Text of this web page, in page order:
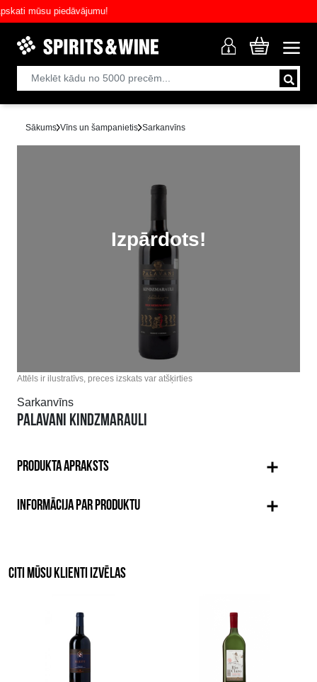
mūsu piedāvājumu!
Sākums Vīns un šampanietis Sarkanvīns
Izpārdots!
Attēls ir ilustratīvs, preces izskats var atšķirties
Sarkanvīns
PALAVANI KINDZMARAULI
PRODUKTA APRAKSTS
INFORMĀCIJA PAR PRODUKTU
CITI MŪSU KLIENTI IZVĒLAS